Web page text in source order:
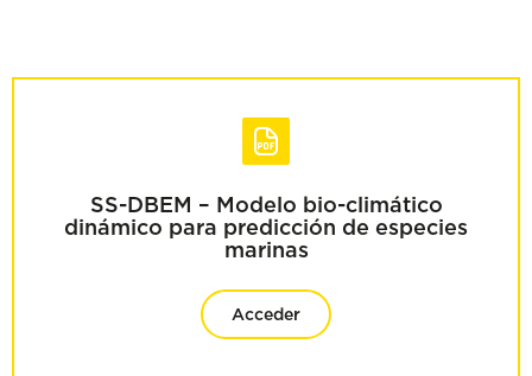
SS-DBEM – Modelo bio-climático
dinámico para predicción de especies
marinas
Acceder